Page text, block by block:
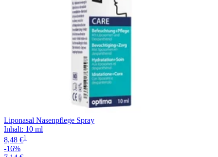
Liponasal Nasenpflege Spray
Inhalt: 10 ml
8,48 €1
-16%